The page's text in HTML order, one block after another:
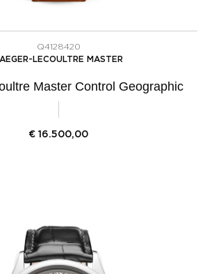
Q4128420
LECOULTRE MASTER
Master Control Geographic
€ 16.500,00